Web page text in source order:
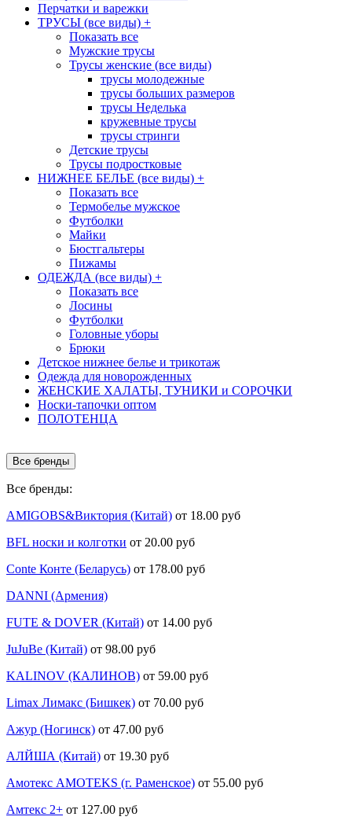
Перчатки и варежки
ТРУСЫ (все виды) +
Показать все
Мужские трусы
Трусы женские (все виды)
трусы молодежные
трусы больших размеров
трусы Неделька
кружевные трусы
трусы стринги
Детские трусы
Трусы подростковые
НИЖНЕЕ БЕЛЬЕ (все виды) +
Показать все
Термобелье мужское
Футболки
Майки
Бюстгальтеры
Пижамы
ОДЕЖДА (все виды) +
Показать все
Лосины
Футболки
Головные уборы
Брюки
Детское нижнее белье и трикотаж
Одежда для новорожденных
ЖЕНСКИЕ ХАЛАТЫ, ТУНИКИ и СОРОЧКИ
Носки-тапочки оптом
ПОЛОТЕНЦА
Все бренды
Все бренды:
AMIGOBS&Виктория (Китай) от 18.00 руб
BFL носки и колготки от 20.00 руб
Conte Конте (Беларусь) от 178.00 руб
DANNI (Армения)
FUTE & DOVER (Китай) от 14.00 руб
JuJuBe (Китай) от 98.00 руб
KALINOV (КАЛИНОВ) от 59.00 руб
Limax Лимакс (Бишкек) от 70.00 руб
Ажур (Ногинск) от 47.00 руб
АЛЙША (Китай) от 19.30 руб
Амотекс AMOTEKS (г. Раменское) от 55.00 руб
Амтекс 2+ от 127.00 руб